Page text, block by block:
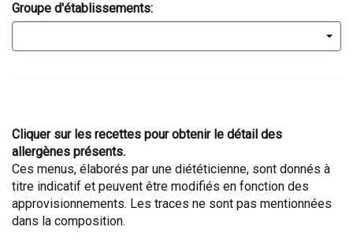
Groupe d'établissements:
Cliquer sur les recettes pour obtenir le détail des
allergènes présents.
Ces menus, élaborés par une diététicienne, sont donnés à
titre indicatif et peuvent être modifiés en fonction des
approvisionnements. Les traces ne sont pas mentionnées
dans la composition.